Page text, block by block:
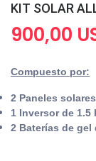
KIT SOLAR
900,00
Compuesto por:
2 Paneles
1 Inversor de 1.5
2 Baterías de gel